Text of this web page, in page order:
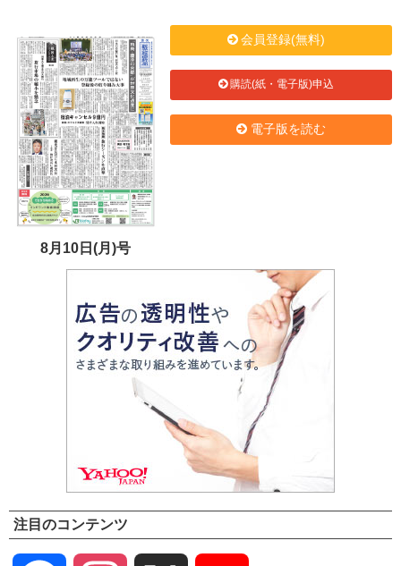
8月10日(月)号
会員登録(無料)
購読(紙・電子版)申込
電子版を読む
注目のコンテンツ